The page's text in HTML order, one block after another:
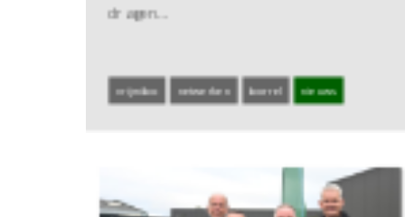
dragen…
vrijmibo netwerken borrel nieuws